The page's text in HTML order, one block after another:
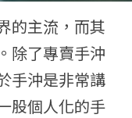
的主流，而其
除了專賣手沖
手沖是非常講
股個人化的手